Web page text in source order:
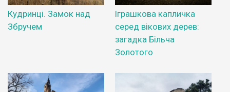
Кудринці. Замок над
Збручем
Іграшкова капличка
серед вікових дерев:
загадка Більча
Золотого